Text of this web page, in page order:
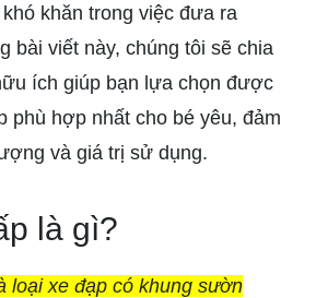
khăn trong việc đưa ra
bài viết này, chúng tôi sẽ chia
ích giúp bạn lựa chọn được
phù hợp nhất cho bé yêu, đảm
và giá trị sử dụng.
là gì?
loại xe đạp có khung sườn